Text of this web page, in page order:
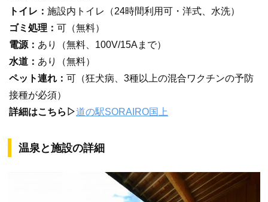
トイレ： 施設内トイレ（24時間利用可・洋式、水洗）
ゴミ処理： 可（無料）
電源： あり（無料、100V/15Aまで）
水道： あり（無料）
ペット連れ： 可（狂犬病、3種以上の混合ワクチンの予防
接種が必須）
詳細はこちら▷道の駅SORAIRO国上
温泉と施設の詳細